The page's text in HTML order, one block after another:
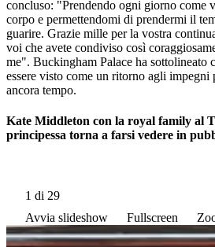
concluso: "Prendendo ogni giorno come
corpo e permettendomi di prendermi il
guarire. Grazie mille per la vostra
voi che avete condiviso così
me". Buckingham Palace ha sottolineato
essere visto come un ritorno agli
ancora tempo.
Kate Middleton con la royal family al
principessa torna a farsi vedere in
1 di 29
Avvia slideshow
Fullscreen